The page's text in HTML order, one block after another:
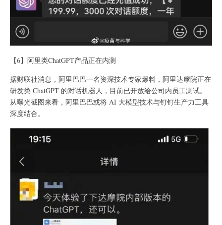
【6】阿里类ChatGPT产品正在内测
据财联社消息，阿里巴巴一名资深技术专家爆料，阿里达摩院正在
研发类 ChatGPT 的对话机器人，目前已开放给公司内员工测试。
从曝光截图来看，阿里巴巴或将 AI 大模型技术与钉钉生产力工具
深度结合。